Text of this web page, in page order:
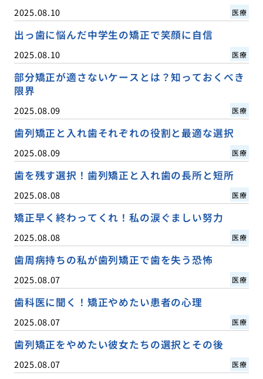
2025.08.10 医療
出っ歯に悩んだ中学生の矯正で笑顔に自信
2025.08.10 医療
部分矯正が適さないケースとは？知っておくべき
限界
2025.08.09 医療
歯列矯正と入れ歯それぞれの役割と最適な選択
2025.08.09 医療
歯を残す選択！歯列矯正と入れ歯の長所と短所
2025.08.08 医療
矯正早く終わってくれ！私の涙ぐましい努力
2025.08.08 医療
歯周病持ちの私が歯列矯正で歯を失う恐怖
2025.08.07 医療
歯科医に聞く！矯正やめたい患者の心理
2025.08.07 医療
歯列矯正をやめたい彼女たちの選択とその後
2025.08.07 医療